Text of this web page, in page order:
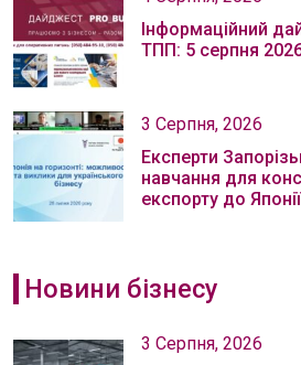
Інформаційний
ТПП: 5 серпня
3 Серпня, 2026
Експерти
навчання для
експорту до Японії
Новини бізнесу
3 Серпня, 2026